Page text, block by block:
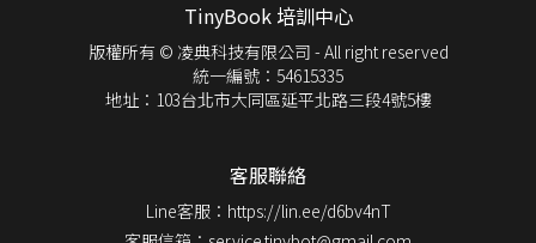
TinyBook 培訓中心
版權所有 © 凌典科技有限公司 - All right reserved
統一編號：54615335
地址：103台北市大同區延平北路三段4號5樓
客服聯絡
Line客服：https://lin.ee/d6bv4nT